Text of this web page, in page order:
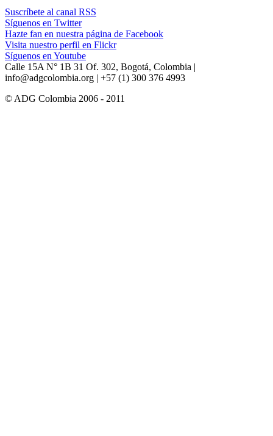
Suscríbete al canal RSS
Síguenos en Twitter
Hazte fan en nuestra página de Facebook
Visita nuestro perfil en Flickr
Síguenos en Youtube
Calle 15A N° 1B 31 Of. 302, Bogotá, Colombia |
info@adgcolombia.org | +57 (1) 300 376 4993
© ADG Colombia 2006 - 2011